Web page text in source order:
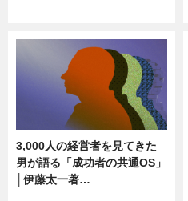
3,000人の経営者を見てきた
男が語る「成功者の共通OS」
│伊藤太一著…